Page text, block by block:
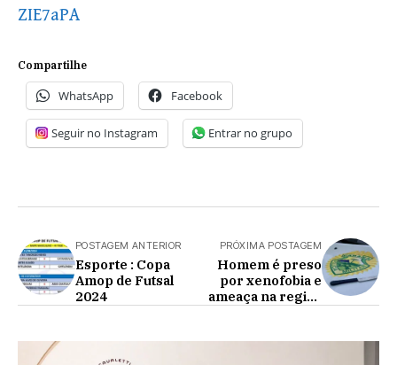
ZIE7aPA
Compartilhe
WhatsApp Facebook
Seguir no Instagram Entrar no grupo
POSTAGEM ANTERIOR
Esporte : Copa
Amop de Futsal
2024
PRÓXIMA POSTAGEM
Homem é preso
por xenofobia e
ameaça na região